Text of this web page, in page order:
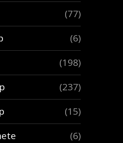
(77)
(6)
(198)
(237)
(15)
(6)